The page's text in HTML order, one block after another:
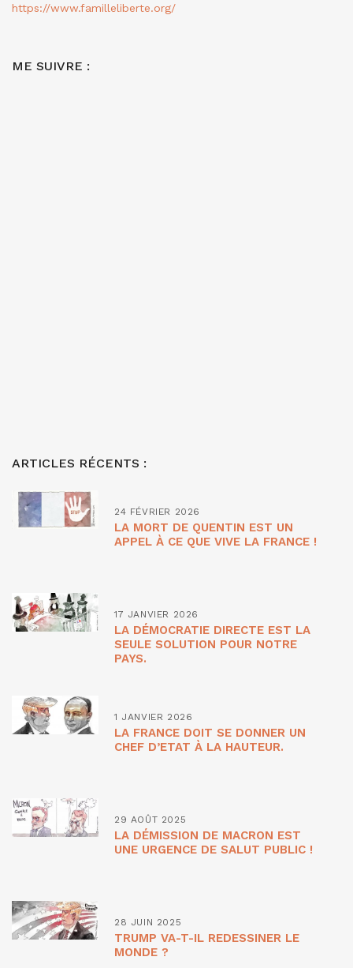
https://www.familleliberte.org/
ME SUIVRE :
ARTICLES RÉCENTS :
24 FÉVRIER 2026
LA MORT DE QUENTIN EST UN
APPEL À CE QUE VIVE LA FRANCE !
17 JANVIER 2026
LA DÉMOCRATIE DIRECTE EST LA
SEULE SOLUTION POUR NOTRE
PAYS.
1 JANVIER 2026
LA FRANCE DOIT SE DONNER UN
CHEF D’ETAT À LA HAUTEUR.
29 AOÛT 2025
LA DÉMISSION DE MACRON EST
UNE URGENCE DE SALUT PUBLIC !
28 JUIN 2025
TRUMP VA-T-IL REDESSINER LE
MONDE ?